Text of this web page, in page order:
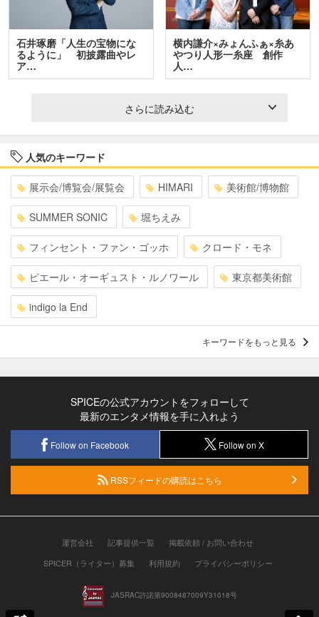
石井琢磨「人生の宝物にな
るように」 初披露曲やレ
ア…
横内謙介×みょんふぁ×糸あ
やつり人形一糸座 創作
人…
さらに読み込む
人気のキーワード
展示会/博覧会/展覧会 HIMARI 美術館/博物館
SUMMER SONIC 堀ちえみ
フィンセント・ファン・ゴッホ クロード・モネ
ピエール・オーギュスト・ルノワール 東京都美術館
indigo la End
キーワードをもっと見る
SPICEの公式アカウントをフォローして
最新のエンタメ情報を手に入れよう
Follow on Facebook Follow on X
RSSフィードの購読はこちら
運営会社 記事提供一覧
掲載依頼 / お問い合わせ
SPICER（ライター）募集
利用規約 プライバシーポリシー
JASRAC許諾第9008487009Y31018号